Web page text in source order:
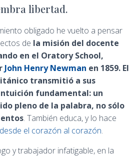
libertad.
obligado he vuelto a pensar
de la misión del docente
en el Oratory School,
John Henry Newman en 1859. El
transmitió a sus
fundamental: un
pleno de la palabra, no sólo
. También educa, y lo hace
desde el corazón al corazón.
y trabajador infatigable, en la